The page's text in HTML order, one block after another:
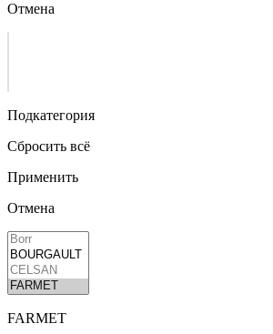
Отмена
Подкатегория
Сбросить всё
Применить
Отмена
FARMET